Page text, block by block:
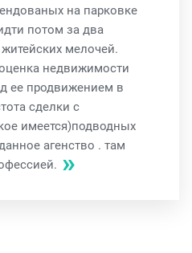
на парковке
потом за два
мелочей.
недвижимости
ее продвижением в
сделки с
имеется)подводных
агенство . там